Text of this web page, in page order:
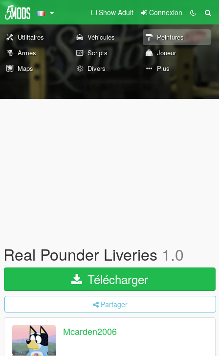
Show Adult Connexion
Utilitaires Véhicules
Peintures
Armes
Scripts
Joueur
Maps
Divers Plus
Real Pounder Liveries 1.0
Télécharger
Partager
Mcarden2006